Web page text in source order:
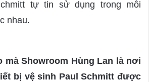
tự tin sử dụng trong môi
nhau.
mà Showroom Hùng Lan là nơi
bị vệ sinh Paul Schmitt được